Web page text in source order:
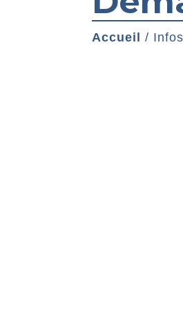
Accueil /